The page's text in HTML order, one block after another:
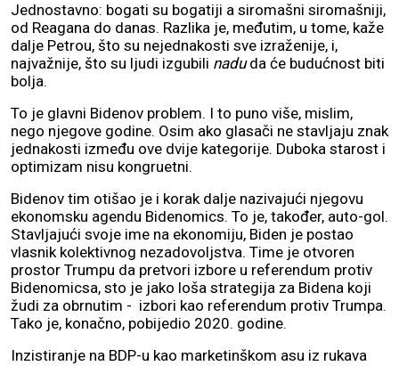
Jednostavno: bogati su bogatiji a siromašni siromašniji,
od Reagana do danas. Razlika je, međutim, u tome, kaže
dalje Petrou, što su nejednakosti sve izraženije, i,
najvažnije, što su ljudi izgubili naduda će budućnost biti
bolja.
To je glavni Bidenov problem. I to puno više, mislim,
nego njegove godine. Osim ako glasači ne stavljaju znak
jednakosti između ove dvije kategorije. Duboka starost i
optimizam nisu kongruetni.
Bidenov tim otišao je i korak dalje nazivajući njegovu
ekonomsku agendu Bidenomics. To je, također, auto-gol.
Stavljajući svoje ime na ekonomiju, Biden je postao
vlasnik kolektivnog nezadovoljstva. Time je otvoren
prostor Trumpu da pretvori izbore u referendum protiv
Bidenomicsa, sto je jako loša strategija za Bidena koji
žudi za obrnutim - izbori kao referendum protiv Trumpa.
Tako je, konačno, pobijedio 2020. godine.
Inzistiranje na BDP-u kao marketinškom asu iz rukava